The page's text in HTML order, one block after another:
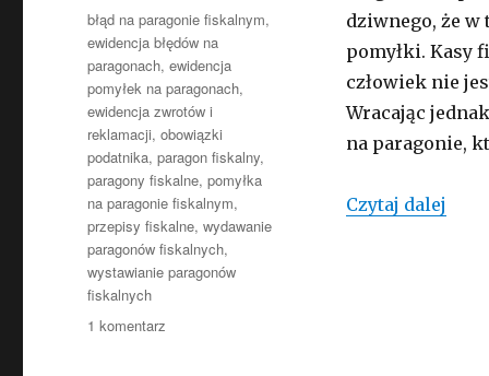
dziwnego, że
pomyłki. Kasy
człowiek nie
Wracając
na paragonie,
Czytaj dalej
Tagi
błąd na paragonie fiskalnym,
ewidencja błędów na
paragonach,ewidencja
pomyłek na paragonach,
ewidencja zwrotów i
reklamacji,obowiązki
podatnika,paragon fiskalny,
paragony fiskalne,pomyłka
na paragonie fiskalnym,
przepisy fiskalne,wydawanie
paragonów fiskalnych,
wystawianie paragonów
fiskalnych
1 komentarz